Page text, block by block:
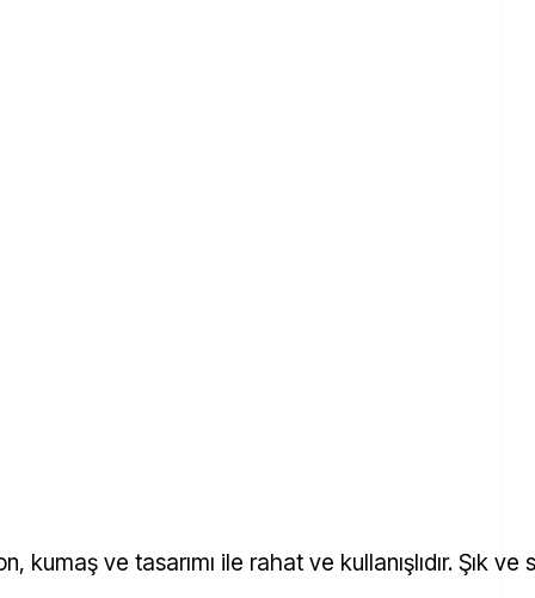
ve tasarımı ile rahat ve kullanışlıdır. Şık